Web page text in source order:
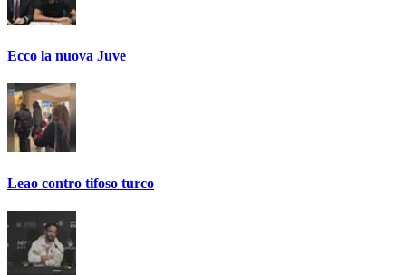
Ecco la nuova Juve
Leao contro tifoso turco